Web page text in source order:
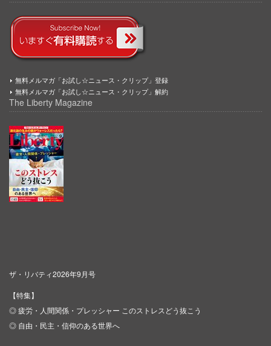
無料メルマガ「お試し☆ニュース・クリップ」登録
無料メルマガ「お試し☆ニュース・クリップ」解約
The Liberty Magazine
ザ・リバティ2026年9月号
【特集】
◎ 疲労・人間関係・プレッシャー このストレスどう抜こう
◎ 自由・民主・信仰のある世界へ